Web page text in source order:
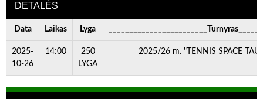
DETALĖS
Data Laikas Lyga
2025-
10-26
14:00
250
LYGA
2025/26 m. "TENNIS SPACE